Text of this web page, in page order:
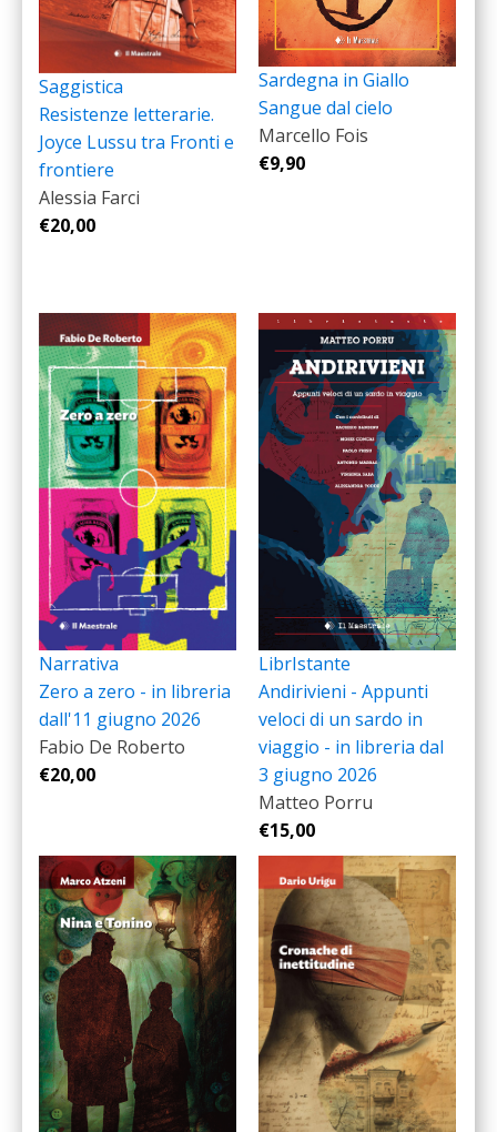
Saggistica
Resistenze letterarie.
Joyce Lussu tra Fronti e
frontiere
Alessia Farci
€20,00
Sardegna in Giallo
Sangue dal cielo
Marcello Fois
€9,90
Narrativa
Zero a zero - in libreria
dall'11 giugno 2026
Fabio De Roberto
€20,00
LibrIstante
Andirivieni - Appunti
veloci di un sardo in
viaggio - in libreria dal
3 giugno 2026
Matteo Porru
€15,00